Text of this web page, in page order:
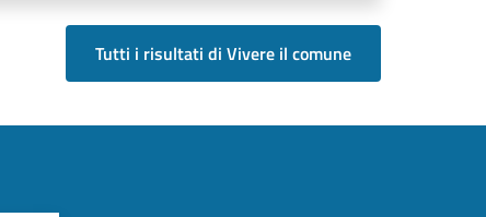
Tutti i risultati di Vivere il comune